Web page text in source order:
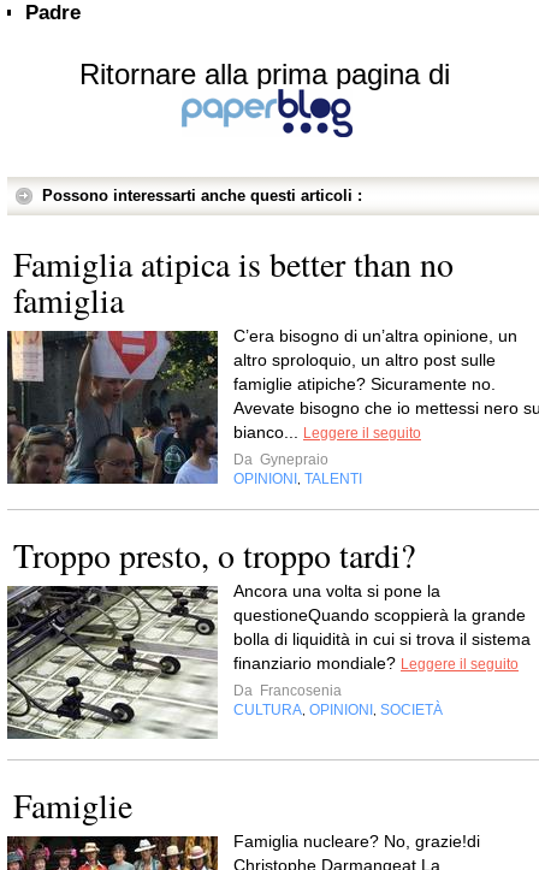
Padre
Ritornare alla prima pagina di
Possono interessarti anche questi articoli :
Famiglia atipica is better than no
famiglia
C’era bisogno di un’altra opinione, un
altro sproloquio, un altro post sulle
famiglie atipiche? Sicuramente no.
Avevate bisogno che io mettessi nero
bianco... Leggere il seguito
Da Gynepraio
OPINIONI , TALENTI
Troppo presto, o troppo tardi?
Ancora una volta si pone la
questioneQuando scoppierà la grande
bolla di liquidità in cui si trova il sistema
finanziario mondiale? Leggere il seguito
Da Francosenia
CULTURA, OPINIONI , SOCIETÀ
Famiglie
Famiglia nucleare? No, grazie!di
Christophe Darmangeat La